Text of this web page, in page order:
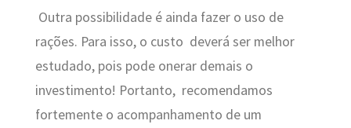
Outra possibilidade é ainda fazer o uso de
rações. Para isso, o custo deverá ser melhor
estudado, pois pode onerar demais o
investimento! Portanto, recomendamos
fortemente o acompanhamento de um